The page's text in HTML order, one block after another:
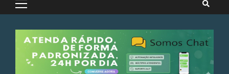
Primary